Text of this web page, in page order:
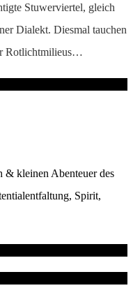
Stuwerviertel, gleich
Dialekt. Diesmal tauchen
Rotlichtmilieus…
kleinen Abenteuer des
Spirit,